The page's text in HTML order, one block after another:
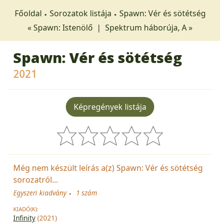
Főoldal Sorozatok listája
Spawn: Vér és sötétség
« Spawn: Istenölő | Spektrum háborúja, A »
Spawn: Vér és sötétség
2021
Képregények listája
Még nem készült leírás a(z) Spawn: Vér és sötétség
sorozatról...
Egyszeri kiadvány 1 szám
KIADÓ(K):
Infinity (2021)